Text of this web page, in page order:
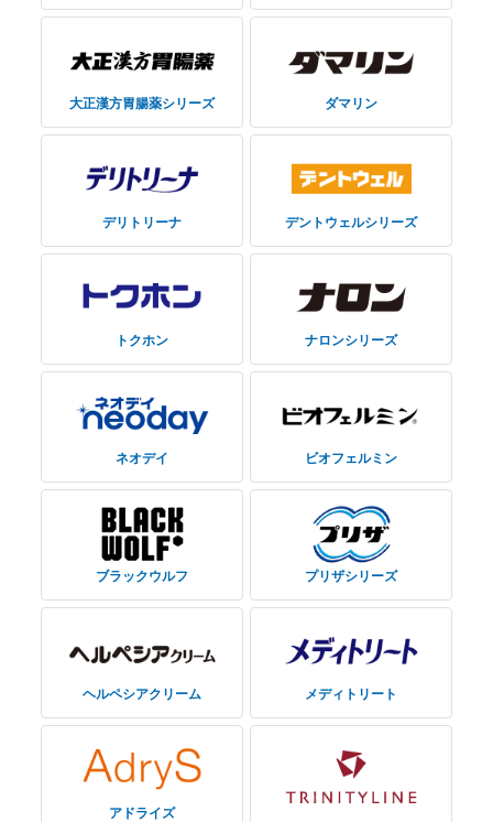
大正漢方胃腸薬シリーズ ダマリン
デリトリーナ デントウェルシリーズ
トクホン ナロンシリーズ
ネオデイ ビオフェルミン
ブラックウルフ プリザシリーズ
ヘルペシアクリーム メディトリート
アドライズ